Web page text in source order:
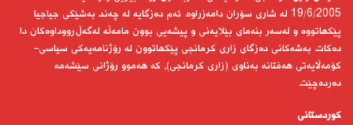
19/6/2005 لە شاری سۆران دامەزراوە. ئەم دەزگایە لە چەند بەشێكی جیاجیا
پێكهاتووە و لەسەر بنەمای بێلایەنی و پیشەیی بوون مامەڵە لەگەڵ رووداوەكان دا
دەكات. بەشەكانی دەزگای زاری كرمانجی پێكهاتوون لە رۆژنامەیەكی سیاسی-
كۆمەڵایەتی هەفتانە بەناوی (زاری كرمانجی)، كە هەموو رۆژانی سێشەمە
دەردەچێت.
کوردستانى